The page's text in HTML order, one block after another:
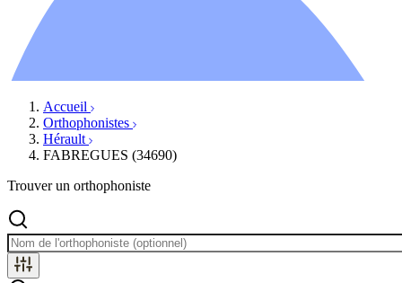
Évènements
Accueil
Orthophonistes
Hérault
FABREGUES (34690)
Trouver un orthophoniste